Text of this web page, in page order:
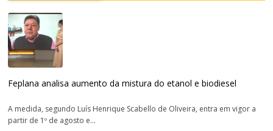
Feplana analisa aumento da mistura do etanol e biodiesel
A medida, segundo Luís Henrique Scabello de Oliveira, entra em vigor a
partir de 1º de agosto e...